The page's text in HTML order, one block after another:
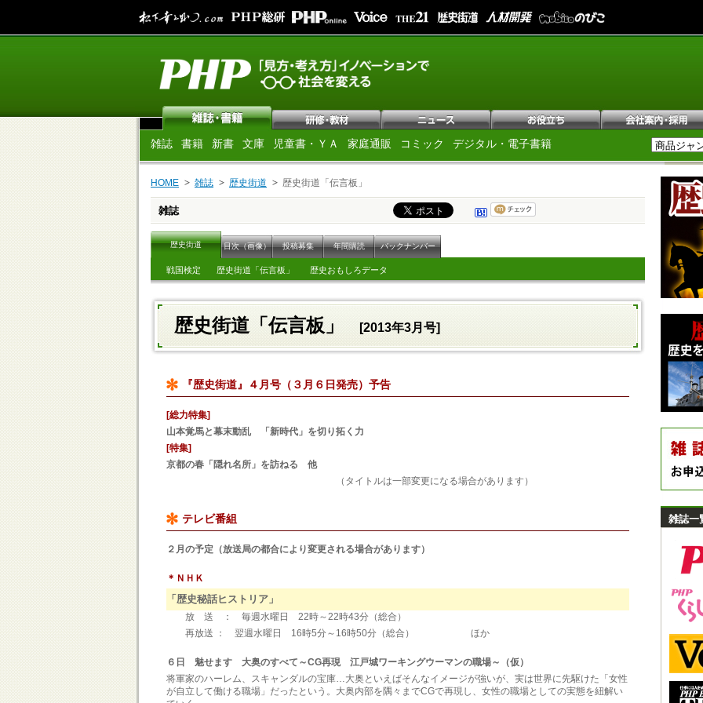
雑誌 書籍 新書 文庫 児童書・ＹＡ 家庭通販 コミック デジタル・電子書籍
HOME 雑誌 歴史街道 歴史街道「伝言板」
雑誌
歴史街道 目次（画像） 投稿募集 年間購読 バックナンバー
戦国検定 歴史街道「伝言板」 歴史おもしろデータ
歴史街道「伝言板」 [2013年3月号]
『歴史街道』４月号（３月６日発売）予告
[総力特集]
山本覚馬と幕末動乱 「新時代」を切り拓く力
[特集]
京都の春「隠れ名所」を訪ねる 他
（タイトルは一部変更になる場合があります）
テレビ番組
２月の予定（放送局の都合により変更される場合があります）
＊ＮＨＫ
「歴史秘話ヒストリア」
放 送 ： 毎週水曜日 22時～22時43分（総合）
再放送 ： 翌週水曜日 16時5分～16時50分（総合） ほか
６日 魅せます 大奥のすべて～CG再現 江戸城ワーキングウーマンの職場～（仮）
将軍家のハーレム、スキャンダルの宝庫…大奥といえばそんなイメージが強いが、実は世界に先駆けた「女性
が自立して働ける職場」だったという。大奥内部を隅々までCGで再現し、女性の職場としての実態を紐解い
雑誌一